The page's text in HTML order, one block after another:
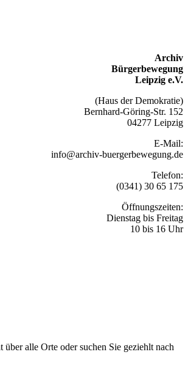
Archiv
Bürgerbewegung
Leipzig e.V.
(Haus der Demokratie)
Bernhard-Göring-Str. 152
04277 Leipzig
E-Mail:
info@archiv-buergerbewegung.de
Telefon:
(0341) 30 65 175
Öffnungszeiten:
Dienstag bis Freitag
10 bis 16 Uhr
alle Orte oder suchen Sie geziehlt nach